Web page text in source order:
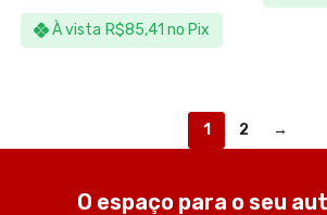
À vista R$85,41 no Pix
1 2 →
O espaço para o seu